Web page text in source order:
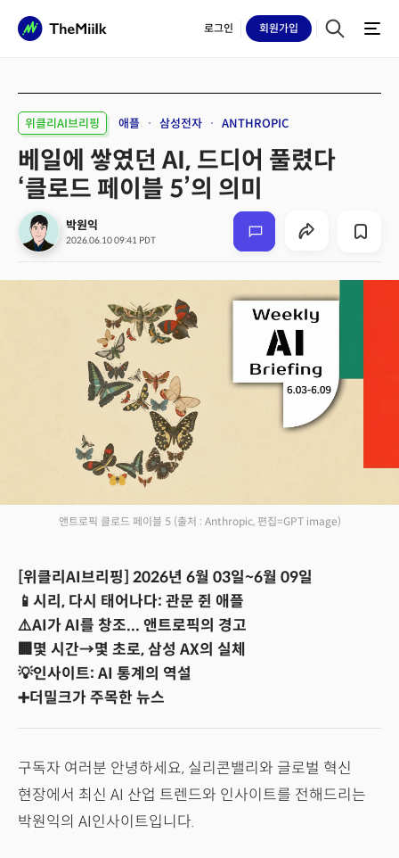
로그인 회원가입
위클리AI브리핑 애플 삼성전자 ANTHROPIC
베일에 쌓였던 AI, 드디어 풀렸다
‘클로드 페이블 5’의 의미
박원익
2026.06.10 09:41 PDT
앤트로픽 클로드 페이블 5 (출처 : Anthropic, 편집=GPT image)
[위클리AI브리핑] 2026년 6월 03일~6월 09일
📱시리, 다시 태어나다: 관문 쥔 애플
⚠️AI가 AI를 창조... 앤트로픽의 경고
🏢몇 시간→몇 초로, 삼성 AX의 실체
💡인사이트: AI 통계의 역설
➕더밀크가 주목한 뉴스
구독자 여러분 안녕하세요, 실리콘밸리와 글로벌 혁신
현장에서 최신 AI 산업 트렌드와 인사이트를 전해드리는
박원익의 AI인사이트입니다.